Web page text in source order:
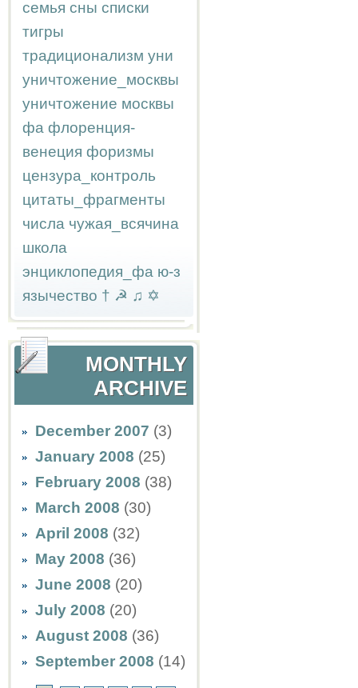
семья сны списки
тигры
традиционализм уни
уничтожение_москвы
уничтожение москвы
фа флоренция-
венеция форизмы
цензура_контроль
цитаты_фрагменты
числа чужая_всячина
школа
энциклопедия_фа ю-з
язычество † ☭ ♫ ✡
MONTHLY
ARCHIVE
December 2007 (3)
January 2008 (25)
February 2008 (38)
March 2008 (30)
April 2008 (32)
May 2008 (36)
June 2008 (20)
July 2008 (20)
August 2008 (36)
September 2008 (14)